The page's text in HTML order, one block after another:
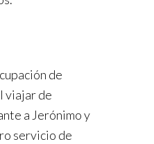
de
viajar de
a Jerónimo y
servicio de